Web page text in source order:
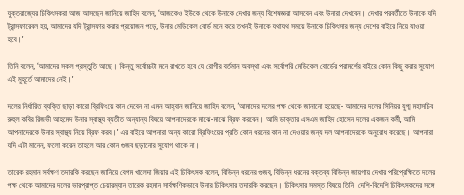
যুক্তরাজ্যের চিকিৎসকরা আজ আসছেন জানিয়ে জাহিদ বলেন, ‘আজকেও ইউকে থেকে উনাকে দেখার জন্য বিশেষজ্ঞরা আসবেন এবং উনারা দেখবেন। দেখার পরবর্তীতে উনাকে যদি
ট্রান্সফারেবল হয়, আমাদের যদি ট্রান্সফার করার প্রয়োজন পড়ে, উনার মেডিকেল বোর্ড মনে করে তখনই উনাকে যথাযথ সময়ে উনাকে চিকিৎসার জন্য দেশের বাইরে নিয়ে যাওয়া
হবে।’
তিনি বলেন, ‘আমাদের সকল প্রস্তুতি আছে। কিন্তু সর্বোচ্চটা মনে রাখতে হবে যে রোগীর বর্তমান অবস্থা এবং সর্বোপরি মেডিকেল বোর্ডের পরামর্শের বাইরে কোন কিছু করার সুযোগ
এই মুহূর্তে আমাদের নেই।’
দলের নির্ধারিত ব্যক্তি ছাড়া কারো ব্রিফিংয়ে কান দেবেন না এমন আহ্বান জানিয়ে জাহিদ বলেন, ‘আমাদের দলের পক্ষ থেকে জানানো হয়েছে- আমাদের দলের সিনিয়র যুগ্ম মহাসচিব
রুহুল কবির রিজভী আহমেদ উনার স্বাস্থ্য ব্যতীত অন্যান্য বিষয়ে আপনাদেরকে মাঝে-মাঝে ব্রিফ করবেন। আমি ডাক্তার এসএম জাহিদ হোসেন দলের একজন কর্মী, আমি
আপনাদেরকে উনার স্বাস্থ্য নিয়ে ব্রিফ করব।’ এর বাইরে আপনারা অন্য কারো ব্রিফিংয়ের প্রতি কোন ধরনের কান না দেওয়ার জন্য দল আপনাদেরকে অনুরোধ করেছে। আপনারা
যদি এটা মানেন, ফলো করেন তাহলে আর কোন গুজব ছড়ানোর সুযোগ থাকে না।
তারেক রহমান সর্বক্ষণ তদারকি করছেন জানিয়ে বেগম খালেদা জিয়ার এই চিকিৎসক বলেন, বিভিন্ন ধরনের গুজব, বিভিন্ন ধরনের বক্তব্য বিভিন্ন জায়গায় দেখার পরিপ্রেক্ষিতে দলের
পক্ষ থেকে আমাদের দলের ভারপ্রাপ্ত চেয়ারম্যান তারেক রহমান সার্বক্ষণিকভাবে উনার চিকিৎসার তদারকি করছেন। চিকিৎসার সমস্ত বিষয়ে তিনি দেশি-বিদেশি চিকিৎসকদের সঙ্গে